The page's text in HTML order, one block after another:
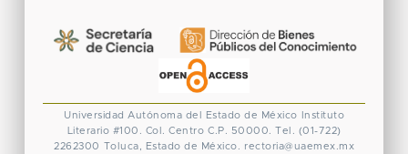
Universidad Autónoma del Estado de México
Instituto
Literario #100. Col. Centro C.P. 50000. Tel. (01-722)
2262300 Toluca, Estado de México. rectoria@uaemex.mx